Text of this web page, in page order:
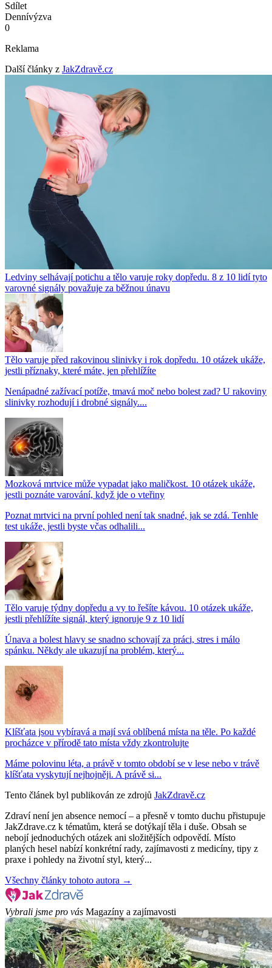
Sdílet
Dennívýzva
0
Reklama
Další články z JakZdravě.cz
Ledviny selhávají potichu a tělo varuje roky dopředu. 8 z 10 lidí tyto
varovné signály považuje za běžnou únavu
Tělo varuje před rakovinou slinivky i rok dopředu. 10 otázek ukáže,
jestli příznaky, které máte, jen přehlížíte
Nenápadné zažívací potíže, tmavá moč nebo bolest zad? U rakoviny
slinivky rozhodují i drobné signály....
Mozková mrtvice může vypadat jako maličkost. 10 otázek ukáže,
jestli poznáte varování, když jde o vteřiny
Poznat mrtvici na první pohled není tak snadné, jak se zdá. Tenhle
test ukáže, jestli byste včas odhalili...
Tělo varuje týdny dopředu a vy to řešíte kávou. 10 otázek ukáže,
jestli přehlížíte signál, který ignoruje 9 z 10 lidí
Únava a bolest hlavy se snadno schovají za práci, stres i málo
spánku. Někdy ale ukazují na problém, který...
Klíšťata jsou vybíravá a mají svá oblíbená místa na těle. Po každé
procházce v přírodě tato místa vždy zkontrolujte
Máme polovinu léta, a právě v tomto období se v lese nebo v trávě
klíšťata vyskytují nejhojněji. A právě si...
Tento článek byl publikován ze zdrojů JakZdravě.cz
Zdraví není jen absence nemocí – a přesně v tomto duchu přistupuje
JakZdrave.cz k tématům, která se dotýkají těla i duše. Obsah se
nebojí jednoduchých otázek ani složitějších odpovědí. Místo
planých hesel nabízí konkrétní rady, zajímavosti z medicíny, tipy z
praxe i pohledy na životní styl, který...
Všechny články tohoto autora →
Vybrali jsme pro vás Magazíny a zajímavosti